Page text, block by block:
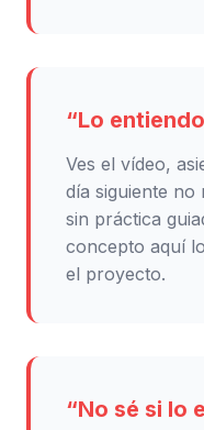
“Lo
Ves el vídeo,
día siguiente no
sin práctica
concepto aquí
el proyecto.
“No sé si lo